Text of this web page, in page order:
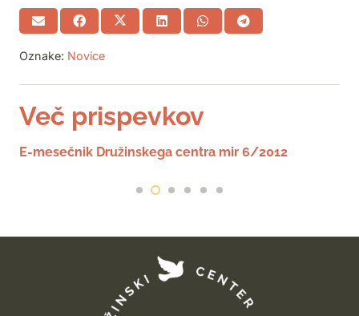
Oznake: Novice
Več prispevkov
E-mesečnik Družinskega centra mir 6/2012